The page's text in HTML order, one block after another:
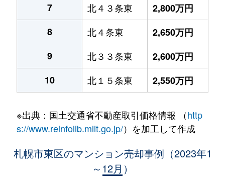
7
北４３条東
2,800万円
8
北４条東
2,650万円
9
北３３条東
2,600万円
10
北１５条東 2,550万円
※出典：国土交通省不動産取引価格情報 （http
s://www.reinfolib.mlit.go.jp/）を加工して作成
札幌市東区のマンション売却事例（2023年1
～12月）